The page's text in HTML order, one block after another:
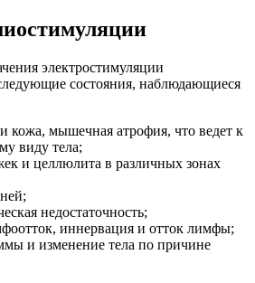
электростимуляции
состояния, наблюдающиеся
мышечная атрофия, что ведет к
виду тела;
и целлюлита в различных зонах
недостаточность;
иннервация и отток лимфы;
и изменение тела по причине